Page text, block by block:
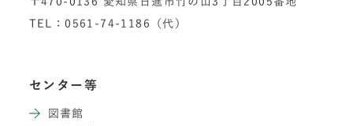
TEL：0561-74-1186（代）
センター等
図書館